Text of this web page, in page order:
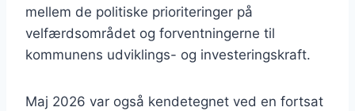
mellem de politiske prioriteringer på
velfærdsområdet og forventningerne til
kommunens udviklings- og investeringskraft.
Maj 2026 var også kendetegnet ved en fortsat